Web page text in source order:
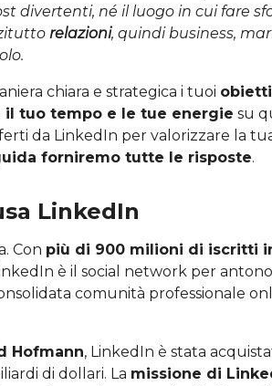
divertenti, né il luogo in cui fare
relazioni, quindi business,
chiara e strategica i tuoi
il tuo tempo e le tue energie su
da LinkedIn per valorizzare la
forniremo tutte le risposte.
LinkedIn
Con più di 900 milioni di iscritti
è il social network per
comunità professionale
Hofmann, LinkedIn è stata
di dollari. La missione di